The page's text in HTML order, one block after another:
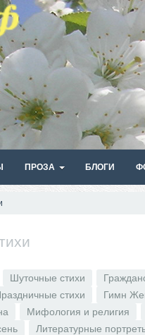
ПРОЗА БЛОГИ
Шуточные стихи
стихи
Гимн
Мифология и религия
Литературные